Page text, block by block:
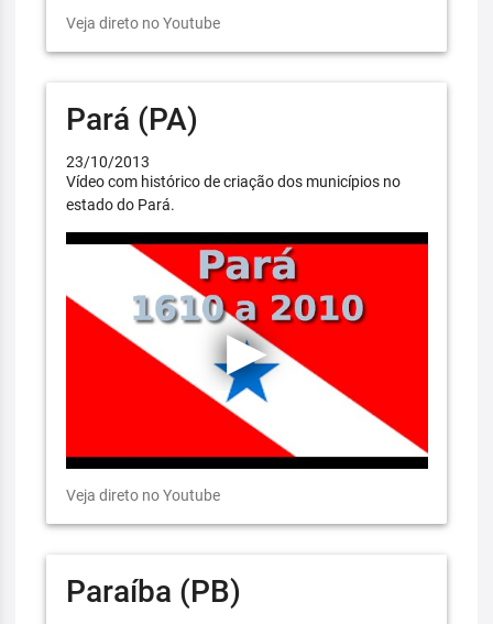
Veja direto no Youtube
Pará (PA)
23/10/2013
Vídeo com histórico de criação dos municípios no
estado do Pará.
Veja direto no Youtube
Paraíba (PB)